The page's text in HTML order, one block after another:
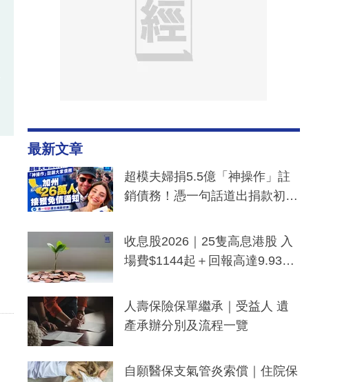
最新文章
超模夫婦捐5.5億「神操作」註
銷債務！憑一句話道出捐款初
一度被誤當詐騙手段
收息股2026｜25隻高息港股 入
場費$1144起＋回報高達9.93
人壽保險保單繼承｜受益人 遺
產承辦分別及流程一覽
自願醫保支氣管炎索償｜住院保